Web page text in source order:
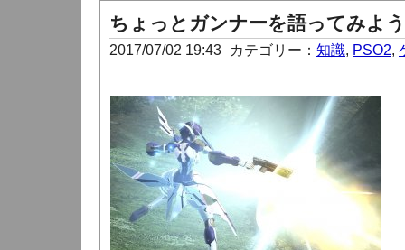
ちょっとガンナーを語ってみよ
2017/07/02 19:43 カテゴリー： 知識, PSO2,